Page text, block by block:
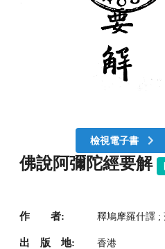
檢視電子書
佛說阿彌陀經要解
作 者: 釋鳩摩羅什譯 ;
出 版 地: 香港